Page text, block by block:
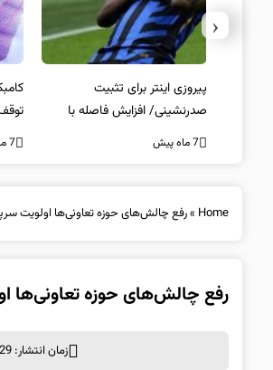
کامبک ناکام منچستریونایتد/
توقف سیتی و شکست چلسی
7 ماه پیش 7 ماه پیش
‹
Home
»رفع چالش‌های حوزه‌ تعاونی‌ها اولویت
رفع چالش‌های حوزه‌ تعاونی‌ها
زمان انتشار: 29 اکتبر 2021 ساعت 0:35